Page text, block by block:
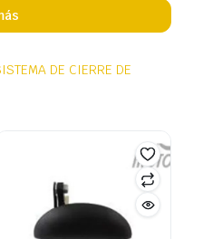
DE CIERRE DE